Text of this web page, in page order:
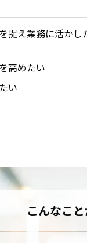
捉え業務に活かし
高めたい
い
こんなこ